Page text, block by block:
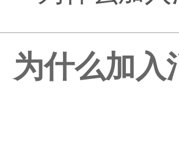
为什么加入